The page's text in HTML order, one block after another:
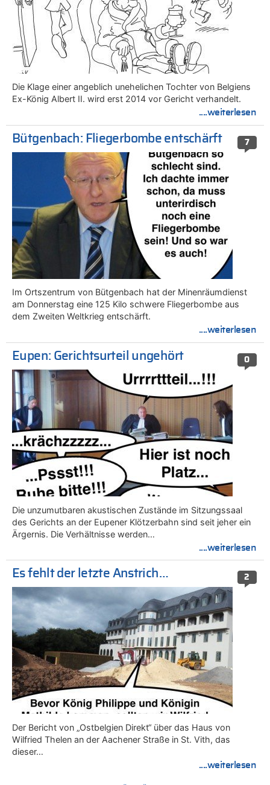
Die Klage einer angeblich unehelichen Tochter von Belgiens
Ex-König Albert II. wird erst 2014 vor Gericht verhandelt.
....weiterlesen
7
Bütgenbach: Fliegerbombe entschärft
Im Ortszentrum von Bütgenbach hat der Minenräumdienst
am Donnerstag eine 125 Kilo schwere Fliegerbombe aus
dem Zweiten Weltkrieg entschärft.
....weiterlesen
0
Eupen: Gerichtsurteil ungehört
Die unzumutbaren akustischen Zustände im Sitzungssaal
des Gerichts an der Eupener Klötzerbahn sind seit jeher ein
Ärgernis. Die Verhältnisse werden…
....weiterlesen
2
Es fehlt der letzte Anstrich…
Der Bericht von „Ostbelgien Direkt“ über das Haus von
Wilfried Thelen an der Aachener Straße in St. Vith, das
dieser…
....weiterlesen